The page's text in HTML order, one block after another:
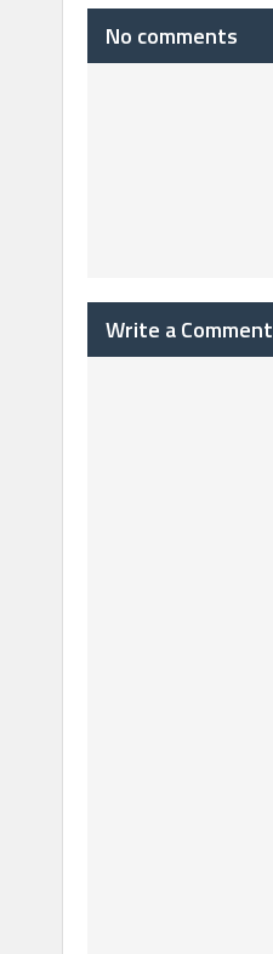
No comments
Write a Comment